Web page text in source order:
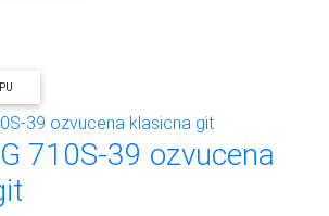
710S-39 ozvucena